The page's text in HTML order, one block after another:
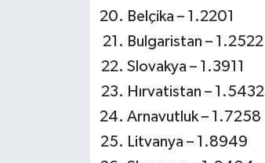
Belçika – 1.2201
Bulgaristan – 1.2522
Slovakya – 1.3911
Hırvatistan – 1.5432
Arnavutluk – 1.7258
Litvanya – 1.8949